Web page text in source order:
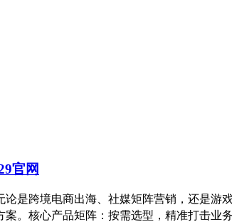
官网
是跨境电商出海、社媒矩阵营销，还是
案。核心产品矩阵：按需选型，精准打击业